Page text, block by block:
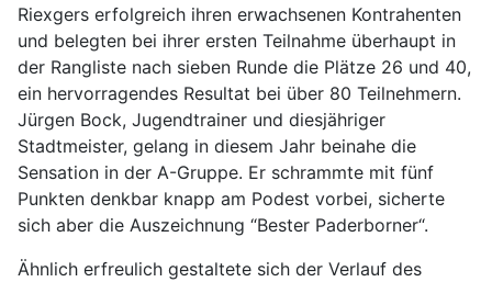
Riexgers erfolgreich ihren erwachsenen Kontrahenten
und belegten bei ihrer ersten Teilnahme überhaupt in
der Rangliste nach sieben Runde die Plätze 26 und 40,
ein hervorragendes Resultat bei über 80 Teilnehmern.
Jürgen Bock, Jugendtrainer und diesjähriger
Stadtmeister, gelang in diesem Jahr beinahe die
Sensation in der A-Gruppe. Er schrammte mit fünf
Punkten denkbar knapp am Podest vorbei, sicherte
sich aber die Auszeichnung “Bester Paderborner“.
Ähnlich erfreulich gestaltete sich der Verlauf des